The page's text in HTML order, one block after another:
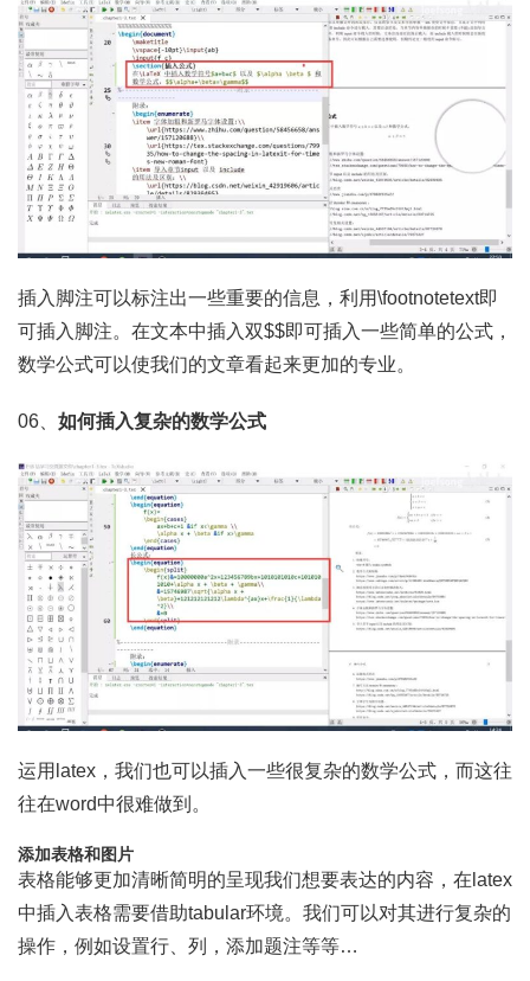
插入脚注可以标注出一些重要的信息，利用\footnotetext即
可插入脚注。在文本中插入双$$即可插入一些简单的公式，
数学公式可以使我们的文章看起来更加的专业。
06、 如何插入复杂的数学公式
运用latex，我们也可以插入一些很复杂的数学公式，而这往
往在word中很难做到。
添加表格和图片
表格能够更加清晰简明的呈现我们想要表达的内容，在latex
中插入表格需要借助tabular环境。我们可以对其进行复杂的
操作，例如设置行、列，添加题注等等…